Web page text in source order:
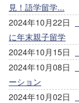
見！語学留学...
2024年10月22日
に年末親子留学
2024年10月15日
2024年10月08日
ーション
2024年10月02日